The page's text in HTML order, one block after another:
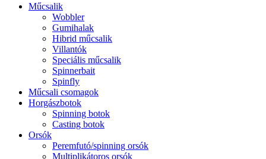
Műcsalik
Wobbler
Gumihalak
Hibrid műcsalik
Villantók
Speciális műcsalik
Spinnerbait
Spinfly
Műcsali csomagok
Horgászbotok
Spinning botok
Casting botok
Orsók
Peremfutó/spinning orsók
Multiplikátoros orsók